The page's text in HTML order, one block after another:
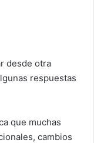
desde otra
respuestas
que muchas
cambios